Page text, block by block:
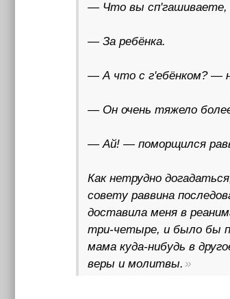
— Что вы сп'гашиваете,
— За ребёнка.
— А что с г'ебёнком? —
— Он очень тяжело
— Ай! — поморщился
Как нетрудно
совету раввина
доставила меня в
три-четыре, и было бы
мама куда-нибудь в
веры и молитвы.